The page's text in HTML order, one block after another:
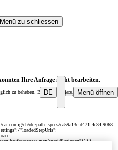
zu schliessen
DE Menü öffnen
Ihre Anfrage nicht bearbeiten.
zu beheben. Bitte aktualisiere die Seite jetzt oder
config/ch/de?path=specs/ea59a13e-d471-4e34-9068-
kaufen/proace-max/spezifikationen"}}}}